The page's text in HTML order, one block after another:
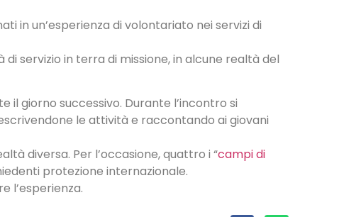
in un’esperienza di volontariato nei servizi di
di servizio in terra di missione, in alcune realtà del
giorno successivo. Durante l’incontro si
le attività e raccontando ai giovani
diversa. Per l’occasione, quattro i “campi di
protezione internazionale.
l’esperienza.